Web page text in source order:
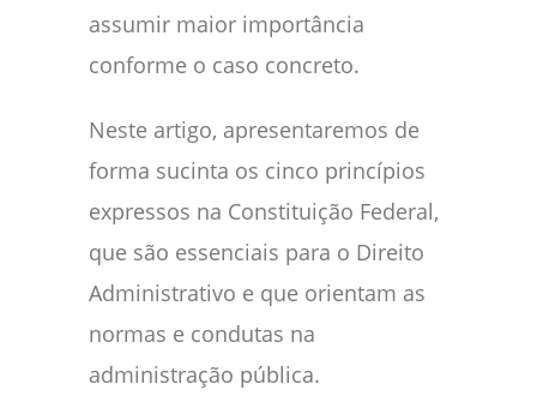
assumir maior importância
conforme o caso concreto.
Neste artigo, apresentaremos de
forma sucinta os cinco princípios
expressos na Constituição Federal,
que são essenciais para o Direito
Administrativo e que orientam as
normas e condutas na
administração pública.